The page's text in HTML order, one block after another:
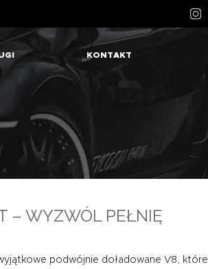
KONTAKT
– WYZWÓL PEŁNIĘ
podwójnie doładowane V8, które